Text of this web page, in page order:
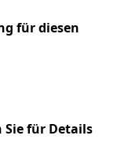
für diesen
Sie für Details